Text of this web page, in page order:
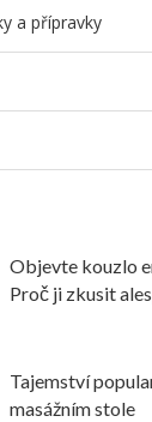
a přípravky
Objevte kouzlo
Proč ji zkusit
Tajemství
masážním stole